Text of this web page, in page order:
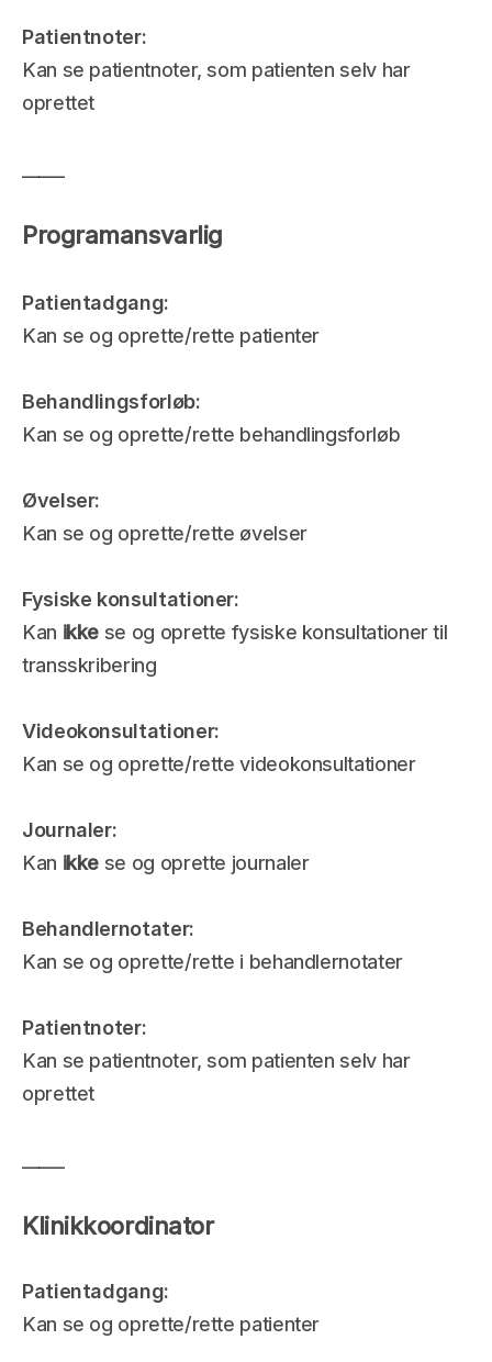
Patientnoter:
Kan se patientnoter, som patienten selv har
oprettet
Programansvarlig
Patientadgang:
Kan se og oprette/rette patienter
Behandlingsforløb:
Kan se og oprette/rette behandlingsforløb
Øvelser:
Kan se og oprette/rette øvelser
Fysiske konsultationer:
Kan ikke se og oprette fysiske konsultationer til
transskribering
Videokonsultationer:
Kan se og oprette/rette videokonsultationer
Journaler:
Kan ikke se og oprette journaler
Behandlernotater:
Kan se og oprette/rette i behandlernotater
Patientnoter:
Kan se patientnoter, som patienten selv har
oprettet
Klinikkoordinator
Patientadgang:
Kan se og oprette/rette patienter